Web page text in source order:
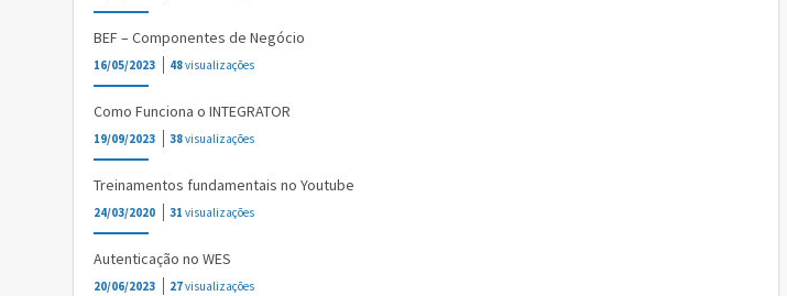
BEF – Componentes de Negócio
16/05/2023 48visualizações
Como Funciona o INTEGRATOR
19/09/2023 38visualizações
Treinamentos fundamentais no Youtube
24/03/2020 31 visualizações
Autenticação no WES
20/06/2023 27visualizações